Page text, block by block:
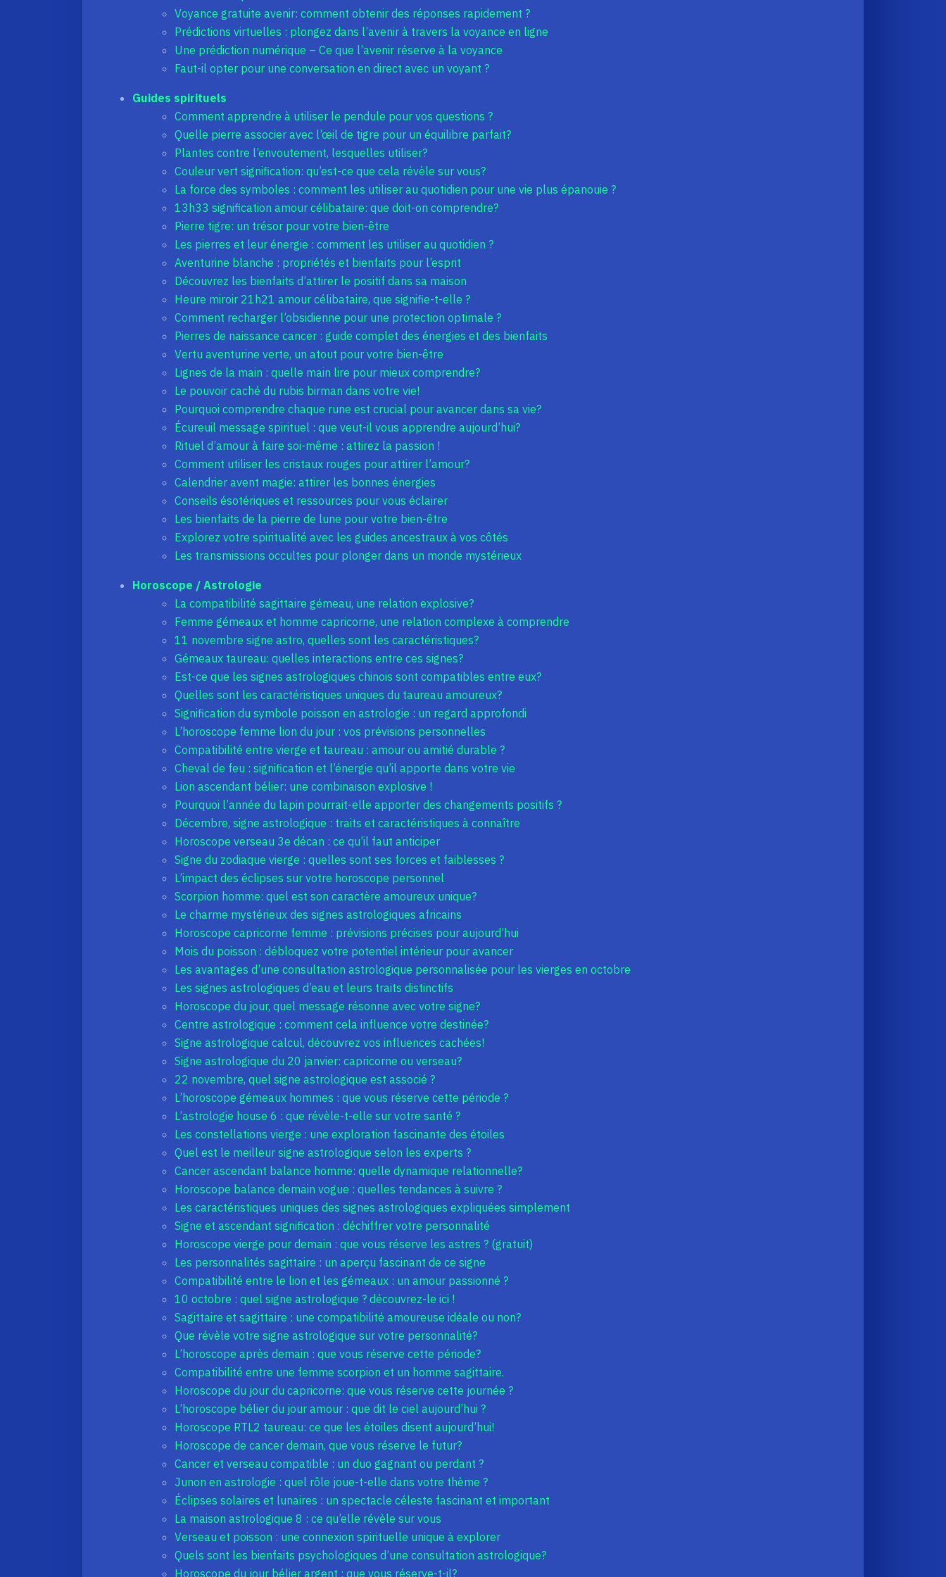
Voyance gratuite avenir: comment obtenir des réponses rapidement ?
Prédictions virtuelles : plongez dans l’avenir à travers la voyance en ligne
Une prédiction numérique – Ce que l’avenir réserve à la voyance
Faut-il opter pour une conversation en direct avec un voyant ?
Guides spirituels
Comment apprendre à utiliser le pendule pour vos questions ?
Quelle pierre associer avec l’œil de tigre pour un équilibre parfait?
Plantes contre l’envoutement, lesquelles utiliser?
Couleur vert signification: qu’est-ce que cela révèle sur vous?
La force des symboles : comment les utiliser au quotidien pour une vie plus épanouie ?
13h33 signification amour célibataire: que doit-on comprendre?
Pierre tigre: un trésor pour votre bien-être
Les pierres et leur énergie : comment les utiliser au quotidien ?
Aventurine blanche : propriétés et bienfaits pour l’esprit
Découvrez les bienfaits d’attirer le positif dans sa maison
Heure miroir 21h21 amour célibataire, que signifie-t-elle ?
Comment recharger l’obsidienne pour une protection optimale ?
Pierres de naissance cancer : guide complet des énergies et des bienfaits
Vertu aventurine verte, un atout pour votre bien-être
Lignes de la main : quelle main lire pour mieux comprendre?
Le pouvoir caché du rubis birman dans votre vie!
Pourquoi comprendre chaque rune est crucial pour avancer dans sa vie?
Écureuil message spirituel : que veut-il vous apprendre aujourd’hui?
Rituel d’amour à faire soi-même : attirez la passion !
Comment utiliser les cristaux rouges pour attirer l’amour?
Calendrier avent magie: attirer les bonnes énergies
Conseils ésotériques et ressources pour vous éclairer
Les bienfaits de la pierre de lune pour votre bien-être
Explorez votre spiritualité avec les guides ancestraux à vos côtés
Les transmissions occultes pour plonger dans un monde mystérieux
Horoscope / Astrologie
La compatibilité sagittaire gémeau, une relation explosive?
Femme gémeaux et homme capricorne, une relation complexe à comprendre
11 novembre signe astro, quelles sont les caractéristiques?
Gémeaux taureau: quelles interactions entre ces signes?
Est-ce que les signes astrologiques chinois sont compatibles entre eux?
Quelles sont les caractéristiques uniques du taureau amoureux?
Signification du symbole poisson en astrologie : un regard approfondi
L’horoscope femme lion du jour : vos prévisions personnelles
Compatibilité entre vierge et taureau : amour ou amitié durable ?
Cheval de feu : signification et l’énergie qu’il apporte dans votre vie
Lion ascendant bélier: une combinaison explosive !
Pourquoi l’année du lapin pourrait-elle apporter des changements positifs ?
Décembre, signe astrologique : traits et caractéristiques à connaître
Horoscope verseau 3e décan : ce qu’il faut anticiper
Signe du zodiaque vierge : quelles sont ses forces et faiblesses ?
L’impact des éclipses sur votre horoscope personnel
Scorpion homme: quel est son caractère amoureux unique?
Le charme mystérieux des signes astrologiques africains
Horoscope capricorne femme : prévisions précises pour aujourd’hui
Mois du poisson : débloquez votre potentiel intérieur pour avancer
Les avantages d’une consultation astrologique personnalisée pour les vierges en octobre
Les signes astrologiques d’eau et leurs traits distinctifs
Horoscope du jour, quel message résonne avec votre signe?
Centre astrologique : comment cela influence votre destinée?
Signe astrologique calcul, découvrez vos influences cachées!
Signe astrologique du 20 janvier: capricorne ou verseau?
22 novembre, quel signe astrologique est associé ?
L’horoscope gémeaux hommes : que vous réserve cette période ?
L’astrologie house 6 : que révèle-t-elle sur votre santé ?
Les constellations vierge : une exploration fascinante des étoiles
Quel est le meilleur signe astrologique selon les experts ?
Cancer ascendant balance homme: quelle dynamique relationnelle?
Horoscope balance demain vogue : quelles tendances à suivre ?
Les caractéristiques uniques des signes astrologiques expliquées simplement
Signe et ascendant signification : déchiffrer votre personnalité
Horoscope vierge pour demain : que vous réserve les astres ? (gratuit)
Les personnalités sagittaire : un aperçu fascinant de ce signe
Compatibilité entre le lion et les gémeaux : un amour passionné ?
10 octobre : quel signe astrologique ? découvrez-le ici !
Sagittaire et sagittaire : une compatibilité amoureuse idéale ou non?
Que révèle votre signe astrologique sur votre personnalité?
L’horoscope après demain : que vous réserve cette période?
Compatibilité entre une femme scorpion et un homme sagittaire.
Horoscope du jour du capricorne: que vous réserve cette journée ?
L’horoscope bélier du jour amour : que dit le ciel aujourd’hui ?
Horoscope RTL2 taureau: ce que les étoiles disent aujourd’hui!
Horoscope de cancer demain, que vous réserve le futur?
Cancer et verseau compatible : un duo gagnant ou perdant ?
Junon en astrologie : quel rôle joue-t-elle dans votre thème ?
Éclipses solaires et lunaires : un spectacle céleste fascinant et important
La maison astrologique 8 : ce qu’elle révèle sur vous
Verseau et poisson : une connexion spirituelle unique à explorer
Quels sont les bienfaits psychologiques d’une consultation astrologique?
Horoscope du jour bélier argent : que vous réserve-t-il?